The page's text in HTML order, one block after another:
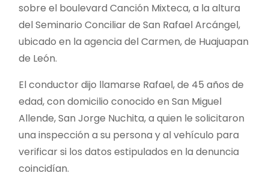
sobre el boulevard Canción Mixteca, a la altura
del Seminario Conciliar de San Rafael Arcángel,
ubicado en la agencia del Carmen, de Huajuapan
de León.
El conductor dijo llamarse Rafael, de 45 años de
edad, con domicilio conocido en San Miguel
Allende, San Jorge Nuchita, a quien le solicitaron
una inspección a su persona y al vehículo para
verificar si los datos estipulados en la denuncia
coincidían.